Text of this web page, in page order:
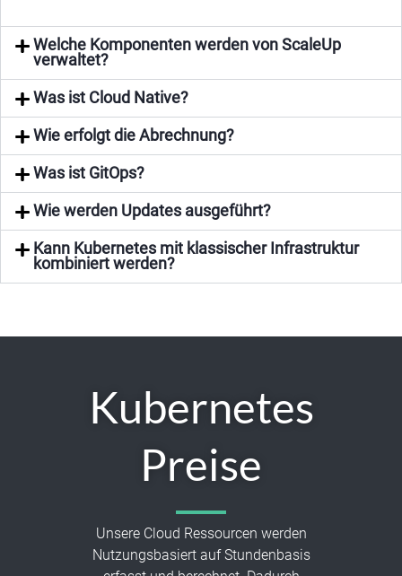
Welche Komponenten werden von ScaleUp
verwaltet?
Was ist Cloud Native?
Wie erfolgt die Abrechnung?
Was ist GitOps?
Wie werden Updates ausgeführt?
Kann Kubernetes mit klassischer Infrastruktur
kombiniert werden?
Kubernetes
Preise
Unsere Cloud Ressourcen werden
Nutzungsbasiert auf Stundenbasis